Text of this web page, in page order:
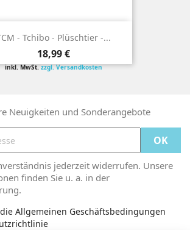
- Tchibo - Plüschtier -...
Preis
18,99 €
inkl. MwSt.zzgl. Versandkosten
Neuigkeiten und Sonderangebote
jederzeit widerrufen. Unsere
finden Sie u. a. in der
Allgemeinen Geschäftsbedingungen